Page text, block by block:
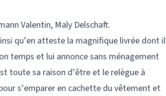
Valentin, Maly Delschaft.
qu’en atteste la magnifique livrée dont il
temps et lui annonce sans ménagement
toute sa raison d’être et le relègue à
s’emparer en cachette du vêtement et